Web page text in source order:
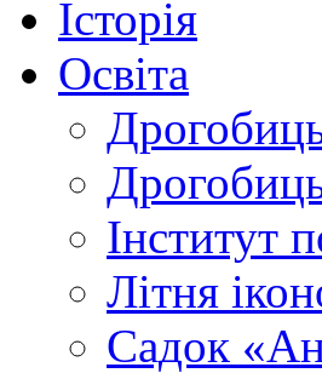
Історія
Освіта
Інститут
Літня
Садок